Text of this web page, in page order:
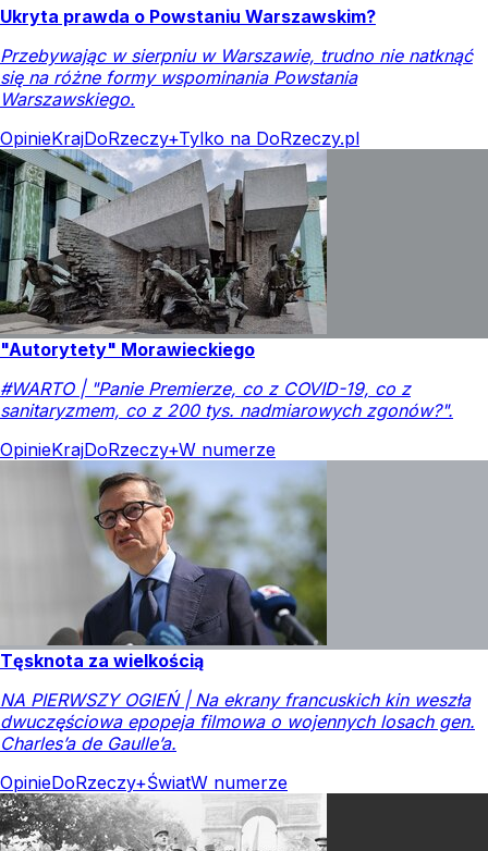
Ukryta prawda o Powstaniu Warszawskim?
Przebywając w sierpniu w Warszawie, trudno nie natknąć
się na różne formy wspominania Powstania
Warszawskiego.
OpinieKrajDoRzeczy+Tylko na DoRzeczy.pl
"Autorytety" Morawieckiego
#WARTO | "Panie Premierze, co z COVID-19, co z
sanitaryzmem, co z 200 tys. nadmiarowych zgonów?".
OpinieKrajDoRzeczy+W numerze
Tęsknota za wielkością
NA PIERWSZY OGIEŃ | Na ekrany francuskich kin weszła
dwuczęściowa epopeja filmowa o wojennych losach gen.
Charles’a de Gaulle’a.
OpinieDoRzeczy+ŚwiatW numerze